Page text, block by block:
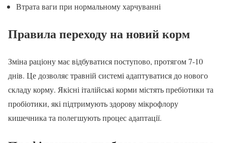
Втрата ваги при нормальному харчуванні
Правила переходу на новий корм
Зміна раціону має відбуватися поступово, протягом 7-10
днів. Це дозволяє травній системі адаптуватися до нового
складу корму. Якісні італійські корми містять пребіотики та
пробіотики, які підтримують здорову мікрофлору
кишечника та полегшують процес адаптації.